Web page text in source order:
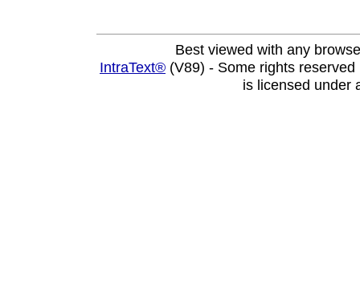
Best viewed with any
IntraText® (V89) - Some rights
is licensed under